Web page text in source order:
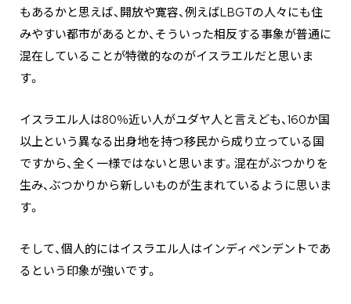
もあるかと思えば、開放や寛容、例えばLBGTの人々にも住
みやすい都市があるとか、そういった相反する事象が普通に
混在していることが特徴的なのがイスラエルだと思いま
す。
イスラエル人は80％近い人がユダヤ人と言えども、160か国
以上という異なる出身地を持つ移民から成り立っている国
ですから、全く一様ではないと思います。混在がぶつかりを
生み、ぶつかりから新しいものが生まれているように思いま
す。
そして、個人的にはイスラエル人はインディペンデントであ
るという印象が強いです。